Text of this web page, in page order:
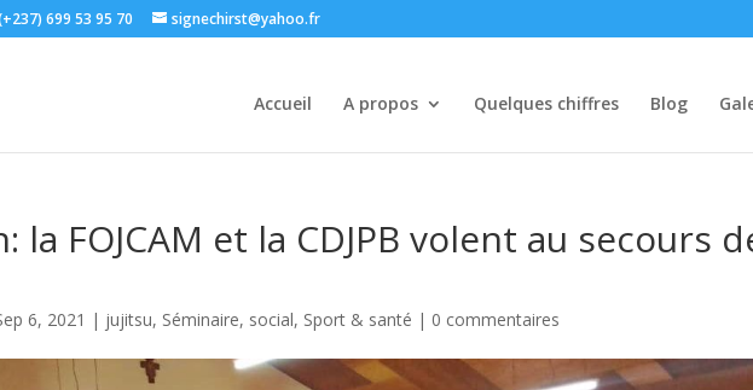
699 53 95 70 signechirst@yahoo.fr
Accueil A propos Quelques chiffres Blog
la FOJCAM et la CDJPB volent au secours
6, 2021 | jujitsu, Séminaire, social, Sport & santé | 0 commentaires